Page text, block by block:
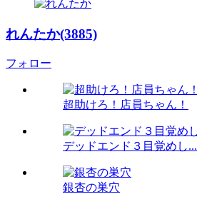
れんたか(3885)
フォロー
超助けろ！店員ちゃん！
デッドエンド３目覚めし...
銀杏の巣穴